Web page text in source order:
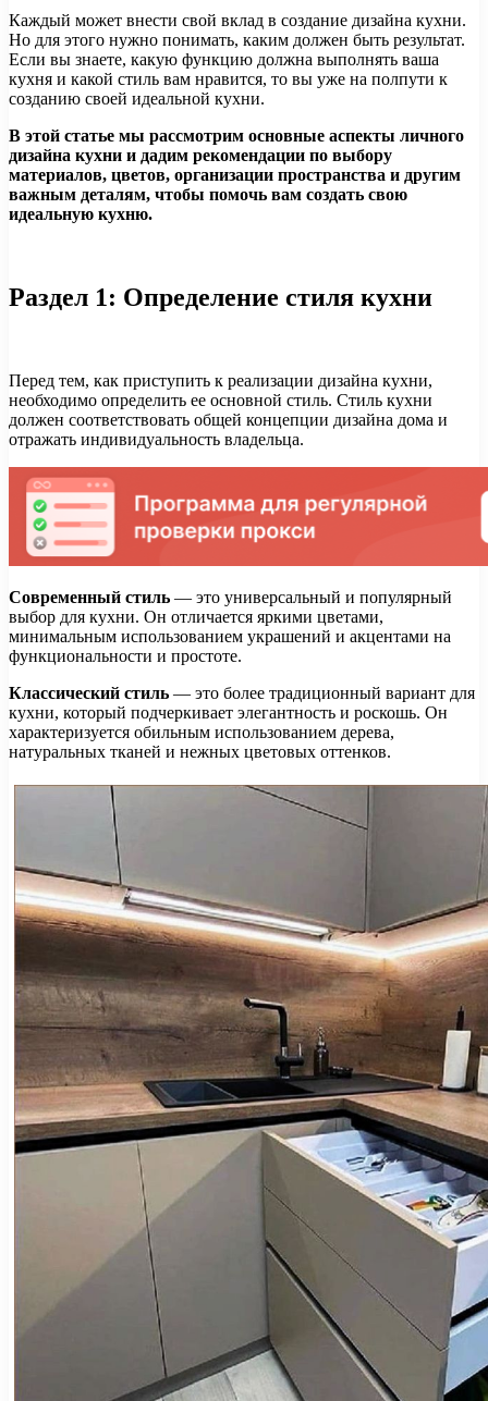
Каждый может внести свой вклад в создание дизайна кухни.
Но для этого нужно понимать, каким должен быть результат.
Если вы знаете, какую функцию должна выполнять ваша
кухня и какой стиль вам нравится, то вы уже на полпути к
созданию своей идеальной кухни.
В этой статье мы рассмотрим основные аспекты личного
дизайна кухни и дадим рекомендации по выбору
материалов, цветов, организации пространства и другим
важным деталям, чтобы помочь вам создать свою
идеальную кухню.
Раздел 1: Определение стиля кухни
Перед тем, как приступить к реализации дизайна кухни,
необходимо определить ее основной стиль. Стиль кухни
должен соответствовать общей концепции дизайна дома и
отражать индивидуальность владельца.
Современный стиль — это универсальный и популярный
выбор для кухни. Он отличается яркими цветами,
минимальным использованием украшений и акцентами на
функциональности и простоте.
Классический стиль — это более традиционный вариант для
кухни, который подчеркивает элегантность и роскошь. Он
характеризуется обильным использованием дерева,
натуральных тканей и нежных цветовых оттенков.